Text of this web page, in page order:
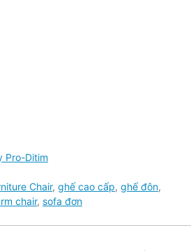
Pro-Ditim
Chair, ghế cao cấp, ghế đôn,
chair, sofa đơn